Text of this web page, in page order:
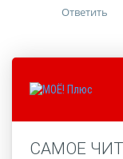
САМОЕ